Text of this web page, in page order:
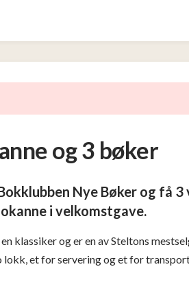
og 3 bøker
Nye Bøker og få
i velkomstgave.
klassiker og er en av Steltons
et for servering og et for